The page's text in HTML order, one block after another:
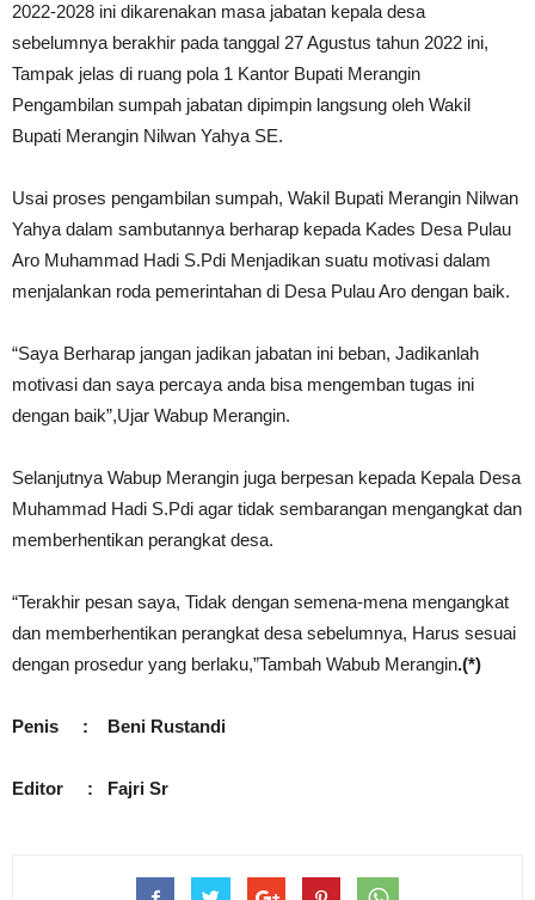
2022-2028 ini dikarenakan masa jabatan kepala desa
sebelumnya berakhir pada tanggal 27 Agustus tahun 2022 ini,
Tampak jelas di ruang pola 1 Kantor Bupati Merangin
Pengambilan sumpah jabatan dipimpin langsung oleh Wakil
Bupati Merangin Nilwan Yahya SE.
Usai proses pengambilan sumpah, Wakil Bupati Merangin Nilwan
Yahya dalam sambutannya berharap kepada Kades Desa Pulau
Aro Muhammad Hadi S.Pdi Menjadikan suatu motivasi dalam
menjalankan roda pemerintahan di Desa Pulau Aro dengan baik.
“Saya Berharap jangan jadikan jabatan ini beban, Jadikanlah
motivasi dan saya percaya anda bisa mengemban tugas ini
dengan baik”,Ujar Wabup Merangin.
Selanjutnya Wabup Merangin juga berpesan kepada Kepala Desa
Muhammad Hadi S.Pdi agar tidak sembarangan mengangkat dan
memberhentikan perangkat desa.
“Terakhir pesan saya, Tidak dengan semena-mena mengangkat
dan memberhentikan perangkat desa sebelumnya, Harus sesuai
dengan prosedur yang berlaku,”Tambah Wabub Merangin.(*)
Penis : Beni Rustandi
Editor : Fajri Sr